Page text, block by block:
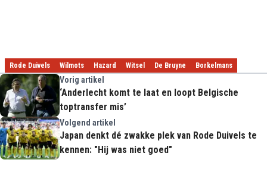
Rode Duivels Wilmots Hazard Witsel De Bruyne Borkelmans
Vorig artikel
‘Anderlecht komt te laat en loopt Belgische
toptransfer mis’
Volgend artikel
Japan denkt dé zwakke plek van Rode Duivels te
kennen: "Hij was niet goed"